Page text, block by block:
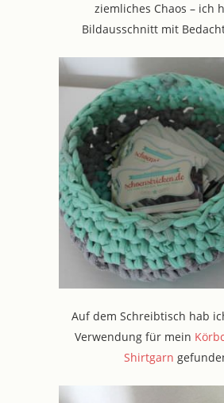
ziemliches Chaos – ich
Bildausschnitt mit
Auf dem Schreibtisch hab
Verwendung für mein
Shirtgarn